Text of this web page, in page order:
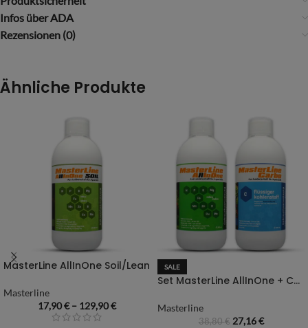
Infos über ADA
Rezensionen (0)
Ähnliche Produkte
MasterLine AllInOne Soil/Lean
Masterline
17,90€– 129,90€
SALE
Set MasterLine AllInOne + Carbo – 500 ml
Masterline
38,80€ 27,16€